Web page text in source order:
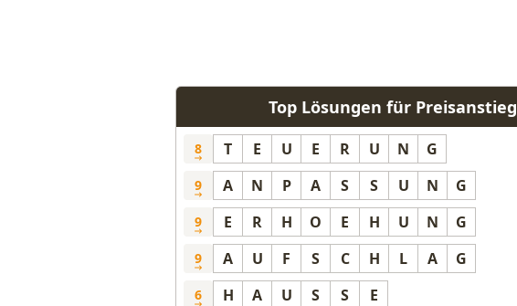
Top Lösungen für Preisanstieg
8 T E U E R U N G
9 A N P A S S U N G
9 E R H O E H U N G
9 A U F S C H L A G
6 H A U S S E